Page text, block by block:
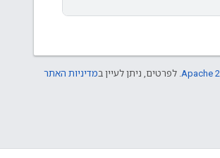
Apache . לפרטים, ניתן לעיין במדיניות האתר